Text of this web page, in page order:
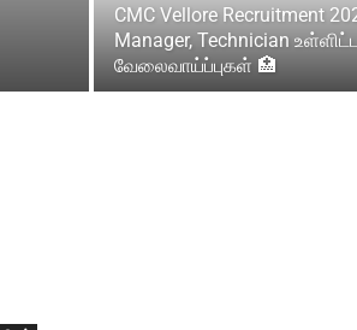
CMC Vellore Recruitment
Manager, Technician
வேலைவாய்ப்புகள் 🏥